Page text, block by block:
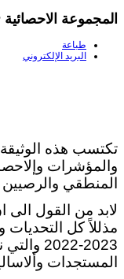
المجموعة الاحصائية 2022-2023
طباعة
البريد الإلكتروني
تكتسب هذه الوثيقة
والمؤشرات
المنطقي
لابد من القول
مذللاً كل التحديات
2023-
المستجدات